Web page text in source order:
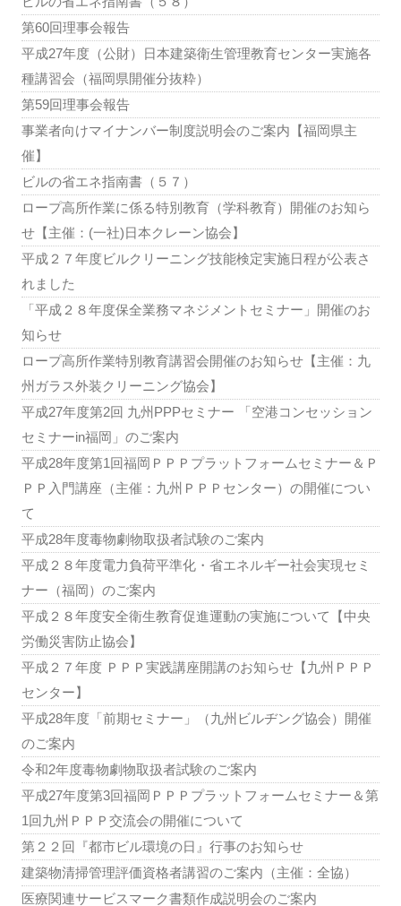
第60回理事会報告
平成27年度（公財）日本建築衛生管理教育センター実施各
種講習会（福岡県開催分抜粋）
第59回理事会報告
事業者向けマイナンバー制度説明会のご案内【福岡県主
催】
ビルの省エネ指南書（５７）
ロープ高所作業に係る特別教育（学科教育）開催のお知ら
せ【主催：(一社)日本クレーン協会】
平成２７年度ビルクリーニング技能検定実施日程が公表さ
れました
「平成２８年度保全業務マネジメントセミナー」開催のお
知らせ
ロープ高所作業特別教育講習会開催のお知らせ【主催：九
州ガラス外装クリーニング協会】
平成27年度第2回 九州PPPセミナー 「空港コンセッション
セミナーin福岡」のご案内
平成28年度第1回福岡ＰＰＰプラットフォームセミナー＆Ｐ
ＰＰ入門講座（主催：九州ＰＰＰセンター）の開催につい
て
平成28年度毒物劇物取扱者試験のご案内
平成２８年度電力負荷平準化・省エネルギー社会実現セミ
ナー（福岡）のご案内
平成２８年度安全衛生教育促進運動の実施について【中央
労働災害防止協会】
平成２７年度 ＰＰＰ実践講座開講のお知らせ【九州ＰＰＰ
センター】
平成28年度「前期セミナー」（九州ビルヂング協会）開催
のご案内
令和2年度毒物劇物取扱者試験のご案内
平成27年度第3回福岡ＰＰＰプラットフォームセミナー＆第
1回九州ＰＰＰ交流会の開催について
第２２回『都市ビル環境の日』行事のお知らせ
建築物清掃管理評価資格者講習のご案内（主催：全協）
医療関連サービスマーク書類作成説明会のご案内